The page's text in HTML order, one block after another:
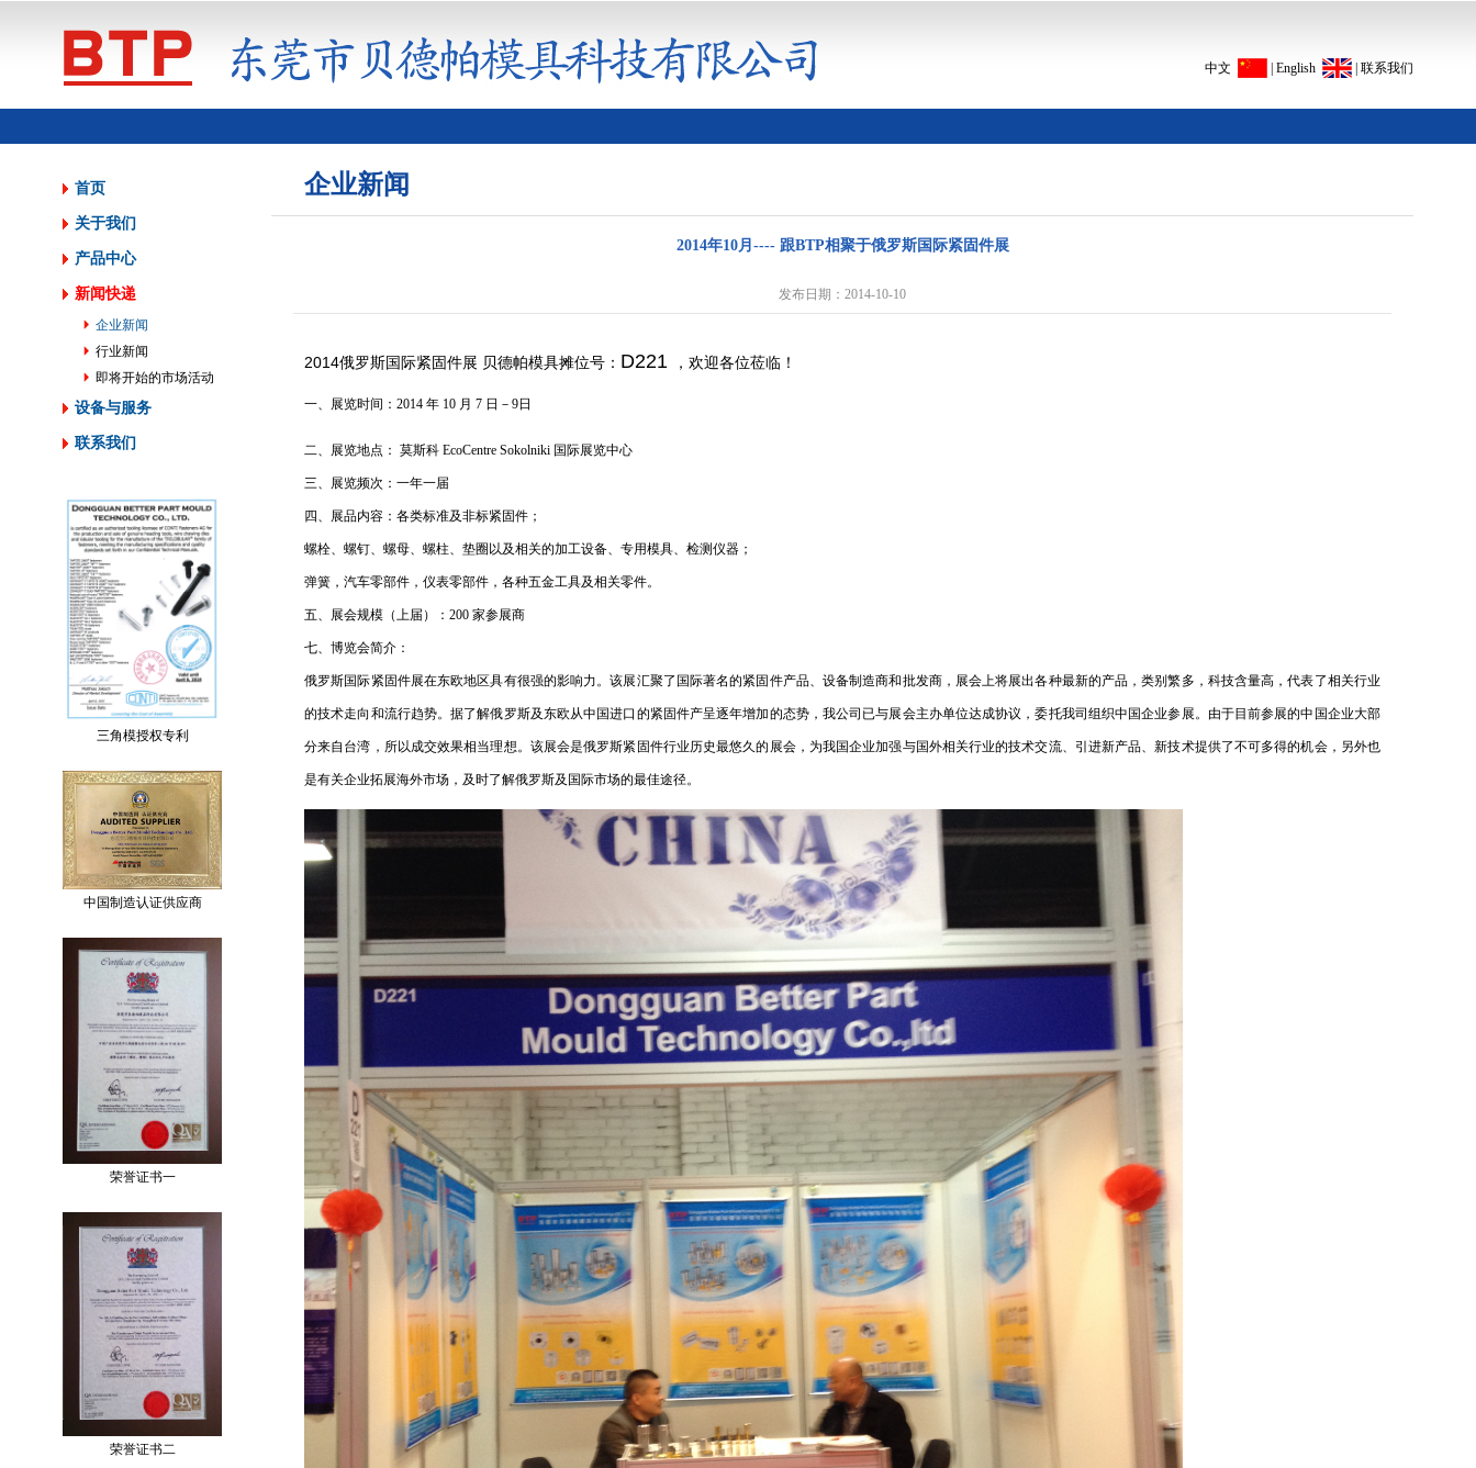
中文 English 联系我们
首页
关于我们
产品中心
新闻快递
企业新闻
行业新闻
即将开始的市场活动
设备与服务
联系我们
三角模授权专利
中国制造认证供应商
荣誉证书一
荣誉证书二
企业新闻
2014年10月---- 跟BTP相聚于俄罗斯国际紧固件展
发布日期：2014-10-10
2014俄罗斯国际紧固件展 贝德帕模具摊位号： D221 ，欢迎各位莅临！
一、展览时间：2014 年 10 月 7 日－9日
二、展览地点： 莫斯科 EcoCentre Sokolniki 国际展览中心
三、展览频次：一年一届
四、展品内容：各类标准及非标紧固件；
螺栓、螺钉、螺母、螺柱、垫圈以及相关的加工设备、专用模具、检测仪器；
弹簧，汽车零部件，仪表零部件，各种五金工具及相关零件。
五、展会规模（上届）：200 家参展商
七、博览会简介：
俄罗斯国际紧固件展在东欧地区具有很强的影响力。该展汇聚了国际著名的紧固件产品、设备制造商和批发商，展会上将展出各种最新的产品，类别繁多，科技含量高，代表了相关行业
的技术走向和流行趋势。据了解俄罗斯及东欧从中国进口的紧固件产呈逐年增加的态势，我公司已与展会主办单位达成协议，委托我司组织中国企业参展。由于目前参展的中国企业大部
分来自台湾，所以成交效果相当理想。该展会是俄罗斯紧固件行业历史最悠久的展会，为我国企业加强与国外相关行业的技术交流、引进新产品、新技术提供了不可多得的机会，另外也
是有关企业拓展海外市场，及时了解俄罗斯及国 际市场的最佳途径。